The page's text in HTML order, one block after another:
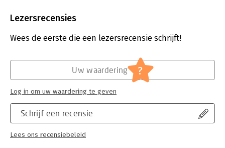
Uitgever:
Verschijningsdatum:
9-5-2023
Mens en maatschappij
Lezersrecensies
Wees de eerste die een lezersrecensie schrijft!
Schrijf een recensie
Lees ons recensiebeleid
Uw waardering ?
Log in om uw waardering te geven